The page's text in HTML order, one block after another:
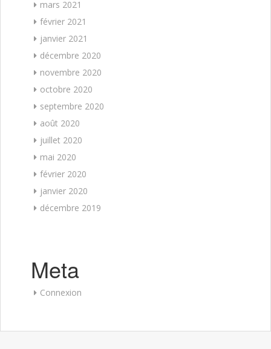
mars 2021
février 2021
janvier 2021
décembre 2020
novembre 2020
octobre 2020
septembre 2020
août 2020
juillet 2020
mai 2020
février 2020
janvier 2020
décembre 2019
Meta
Connexion